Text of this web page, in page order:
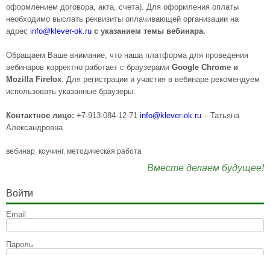
оформлением договора, акта, счета). Для оформления оплаты
необходимо выслать реквизиты оплачивающей организации на
адрес info@ klever-ok.ru с указанием темы вебинара.
Обращаем Ваше внимание, что наша платформа для проведения
вебинаров корректно работает с браузерами Google Chrome и
Mozilla Firefox. Для регистрации и участия в вебинаре рекомендуем
использовать указанные браузеры.
Контактное лицо: +7-913-084-12-71 info@klever-ok.ru – Татьяна
Александровна
вебинар, коучинг, методическая работа
Вместе делаем будущее!
Войти
Email
Пароль